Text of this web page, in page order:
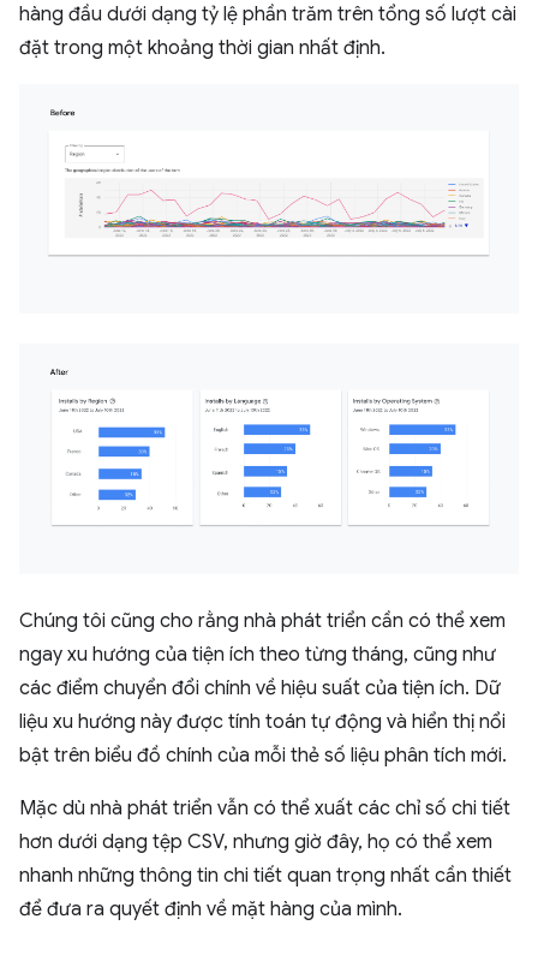
hàng đầu dưới dạng tỷ lệ phần trăm trên tổng số lượt cài
đặt trong một khoảng thời gian nhất định.
Chúng tôi cũng cho rằng nhà phát triển cần có thể xem
ngay xu hướng của tiện ích theo từng tháng, cũng như
các điểm chuyển đổi chính về hiệu suất của tiện ích. Dữ
liệu xu hướng này được tính toán tự động và hiển thị nổi
bật trên biểu đồ chính của mỗi thẻ số liệu phân tích mới.
Mặc dù nhà phát triển vẫn có thể xuất các chỉ số chi tiết
hơn dưới dạng tệp CSV, nhưng giờ đây, họ có thể xem
nhanh những thông tin chi tiết quan trọng nhất cần thiết
để đưa ra quyết định về mặt hàng của mình.